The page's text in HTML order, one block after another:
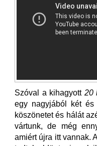
Szóval a kihagyott 20
egy nagyjából két és
köszönetet és hálát
vártunk, de még
amiért újra itt vannak.